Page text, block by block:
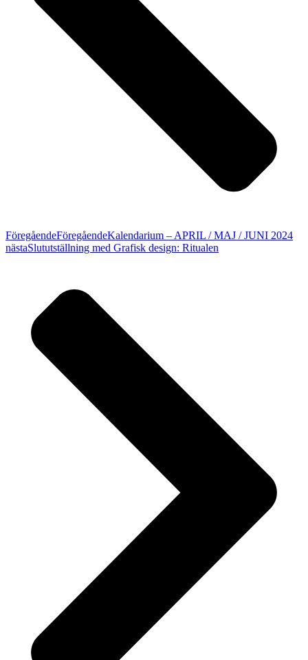
FöregåendeFöregåendeKalendarium – APRIL / MAJ / JUNI 2024
nästaSlututställning med Grafisk design: Ritualen